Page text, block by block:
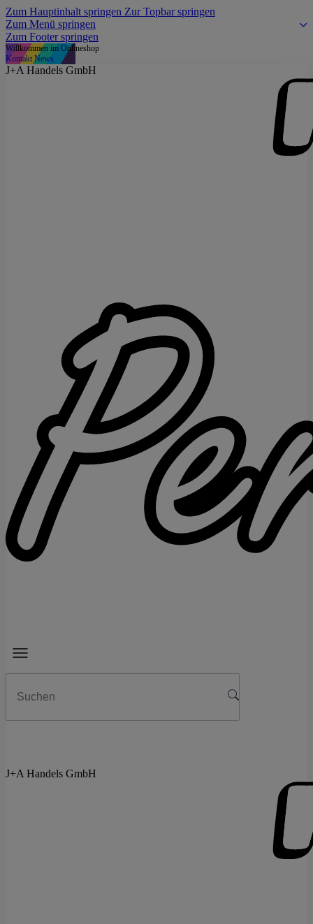
Zum Hauptinhalt springen Zur Topbar springen
Zum Menü springen
Zum Footer springen
Willkommen im Onlineshop
Kontakt News
J+A Handels GmbH
J+A Handels GmbH